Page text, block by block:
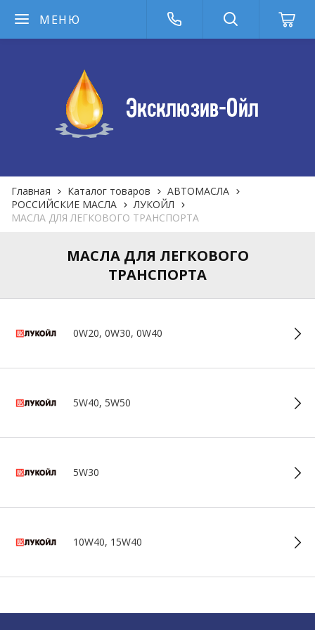
МЕНЮ
Главная Каталог товаров
АВТОМАСЛА
РОССИЙСКИЕ МАСЛА
ЛУКОЙЛ
МАСЛА ДЛЯ ЛЕГКОВОГО ТРАНСПОРТА
МАСЛА ДЛЯ ЛЕГКОВОГО
ТРАНСПОРТА
0W20, 0W30, 0W40
5W40, 5W50
5W30
10W40, 15W40